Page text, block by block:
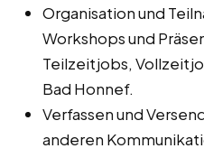
Organisation und
Workshops und
Teilzeitjobs,
Bad Honnef.
Verfassen und
anderen